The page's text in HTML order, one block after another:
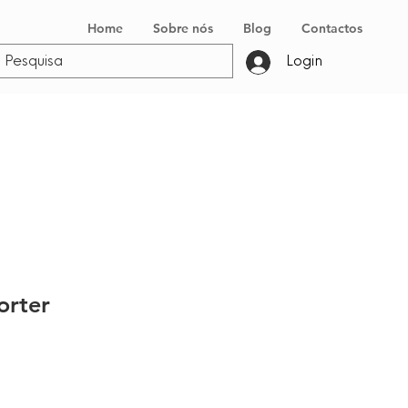
Home Sobre nós Blog Contactos
Login